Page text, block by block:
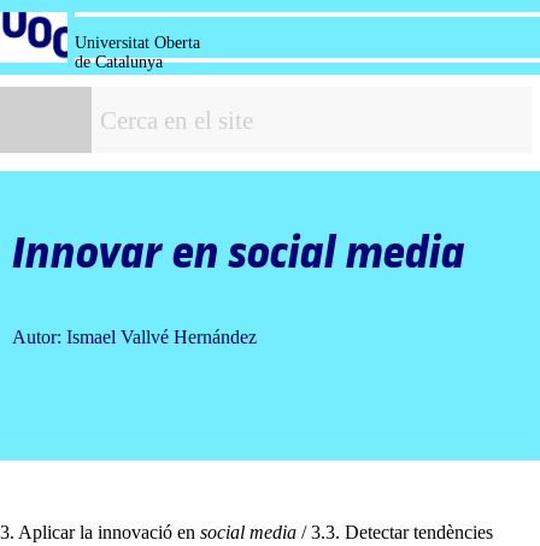
Salta
al
contingut
Universitat Oberta
de Catalunya
Innovar ensocial media
Autor: Ismael Vallvé Hernández
3. Aplicar la innovació en social media / 3.3. Detectar tendències